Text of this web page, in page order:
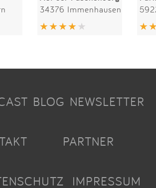
34376 Immenhausen
BLOG NEWSLETTER
PARTNER
IMPRESSUM